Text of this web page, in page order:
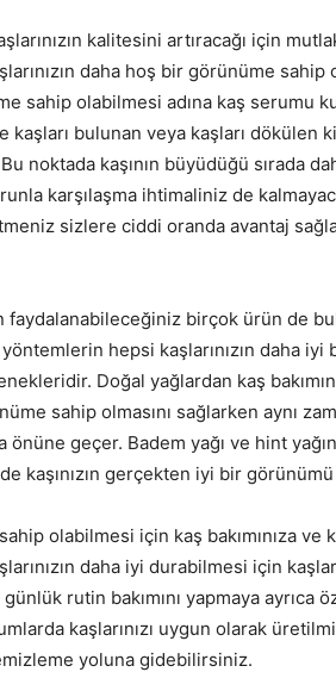
kalitesini artıracağı için
daha hoş bir görünüme sahip
sahip olabilmesi adına kaş serumu
bulunan veya kaşları dökülen
noktada kaşının büyüdüğü sırada
karşılaşma ihtimaliniz de
sizlere ciddi oranda avantaj
faydalanabileceğiniz birçok ürün de
hepsi kaşlarınızın daha iyi
Doğal yağlardan kaş
sahip olmasını sağlarken aynı
geçer. Badem yağı ve hint
kaşınızın gerçekten iyi bir görünümü
olabilmesi için kaş bakımınıza
daha iyi durabilmesi için
rutin bakımını yapmaya ayrıca
kaşlarınızı uygun olarak
yoluna gidebilirsiniz.